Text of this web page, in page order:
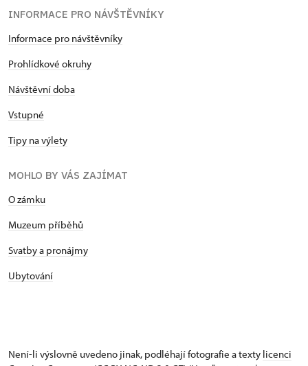
INFORMACE PRO NÁVŠTĚVNÍKY
Informace pro návštěvníky
Prohlídkové okruhy
Návštěvní doba
Vstupné
Tipy na výlety
MOHLO BY VÁS ZAJÍMAT
O zámku
Muzeum příběhů
Svatby a pronájmy
Ubytování
Není-li výslovně uvedeno jinak, podléhají fotografie a texty licenci